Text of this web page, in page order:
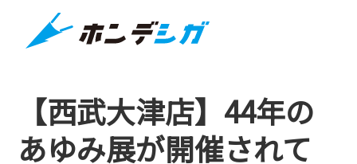
【西武大津店】44年の
あゆみ展が開催されて